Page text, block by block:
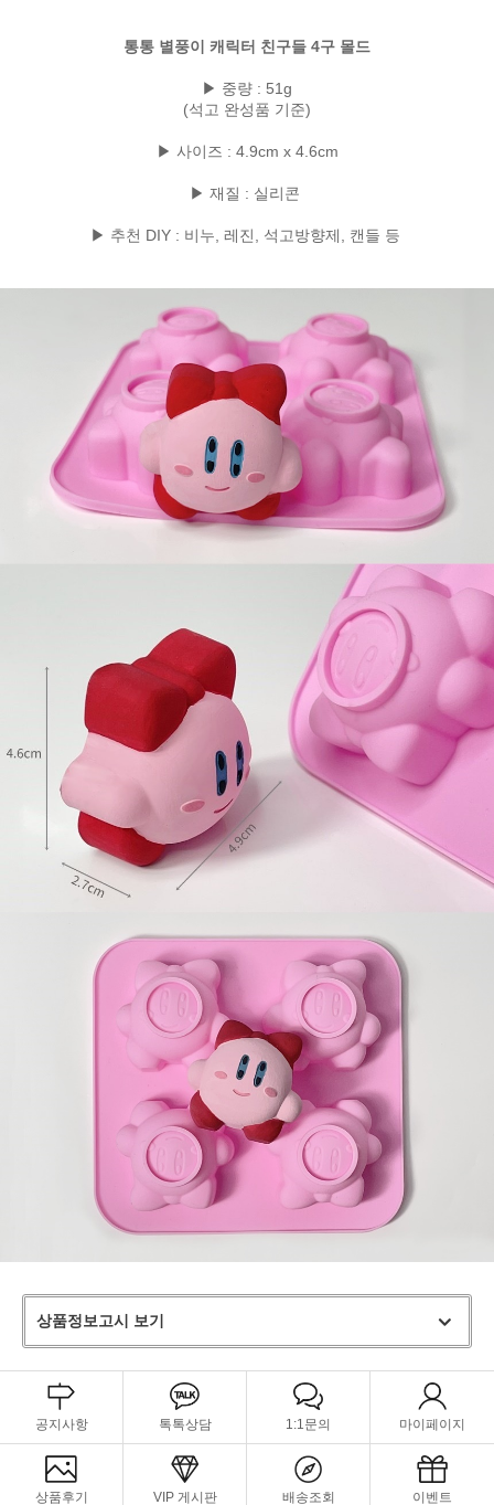
통통 별풍이 캐릭터 친구들 4구 몰드
▶ 중량 : 51g
(석고 완성품 기준)
▶ 사이즈 : 4.9cm x 4.6cm
▶ 재질 : 실리콘
▶ 추천 DIY : 비누, 레진, 석고방향제, 캔들 등
상품정보고시 보기
공지사항 톡톡상담 1:1문의 마이페이지
상품후기 VIP 게시판 배송조회 이벤트